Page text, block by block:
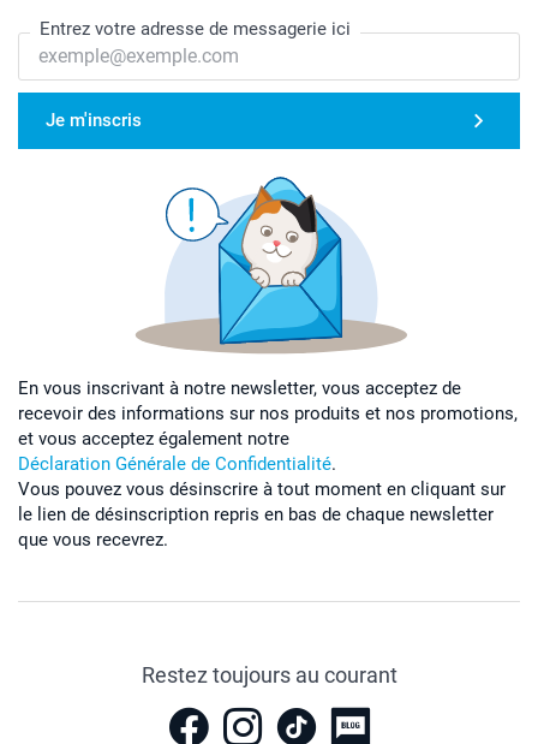
Entrez votre adresse de messagerie ici
Je m'inscris
En vous inscrivant à notre newsletter, vous acceptez de
recevoir des informations sur nos produits et nos promotions,
et vous acceptez également notre
Déclaration Générale de Confidentialité.
Vous pouvez vous désinscrire à tout moment en cliquant sur
le lien de désinscription repris en bas de chaque newsletter
que vous recevrez.
Restez toujours au courant